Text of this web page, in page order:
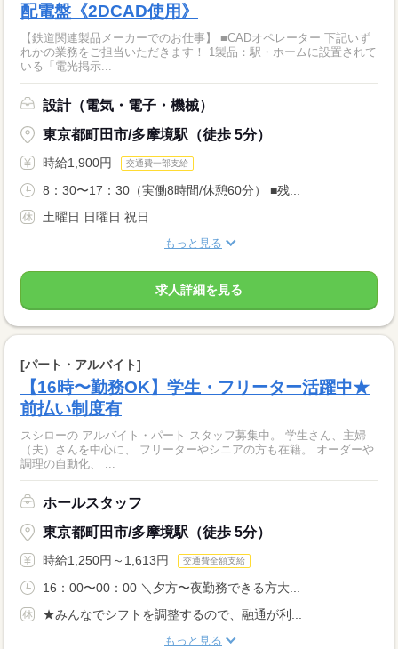
配電盤《2DCAD使用》
【鉄道関連製品メーカーでのお仕事】 ■CADオペレーター 下記いず
れかの業務をご担当いただきます！ 1製品：駅・ホームに設置されて
いる「電光掲示...
設計（電気・電子・機械）
東京都町田市/多摩境駅（徒歩 5分）
時給1,900円 交通費一部支給
8：30〜17：30（実働8時間/休憩60分） ■残...
土曜日 日曜日 祝日
もっと見る
求人詳細を見る
[パート・アルバイト]
【16時〜勤務OK】学生・フリーター活躍中★
前払い制度有
スシローの アルバイト・パート スタッフ募集中。 学生さん、主婦
（夫）さんを中心に、 フリーターやシニアの方も在籍。 オーダーや
調理の自動化、 ...
ホールスタッフ
東京都町田市/多摩境駅（徒歩 5分）
時給1,250円～1,613円 交通費全額支給
16：00〜00：00 ＼夕方〜夜勤務できる方大...
★みんなでシフトを調整するので、融通が利...
もっと見る